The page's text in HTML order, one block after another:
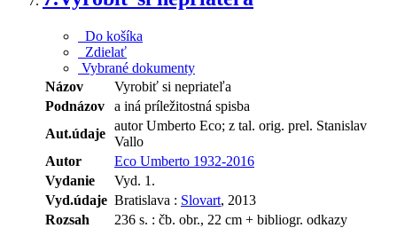
Do košíka
Zdielať
Vybrané dokumenty
Názov
Vyrobiť si nepriateľa
Podnázov
a iná príležitostná spisba
Aut.údaje
autor Umberto Eco; z tal. orig. prel. Stanislav
Vallo
Autor
Eco Umberto 1932-2016
Vydanie
Vyd. 1.
Vyd.údaje Bratislava : Slovart, 2013
Rozsah
236 s. : čb. obr., 22 cm + bibliogr. odkazy